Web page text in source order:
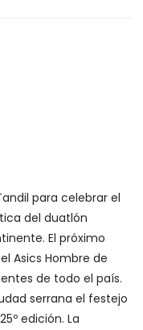
para celebrar el
del duatlón
El próximo
Asics Hombre de
de todo el país.
serrana el festejo
edición. La